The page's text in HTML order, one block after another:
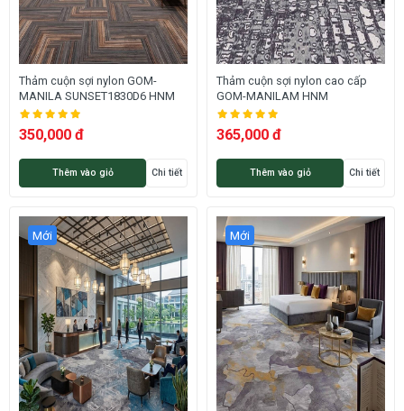
Thảm cuộn sợi nylon GOM-
MANILA SUNSET1830D6 HNM
350,000 đ
Thêm vào giỏ Chi tiết
Thảm cuộn sợi nylon cao cấp
GOM-MANILAM HNM
365,000 đ
Thêm vào giỏ Chi tiết
Mới Mới